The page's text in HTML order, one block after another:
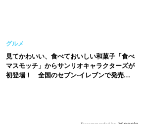
グルメ
見てかわいい、食べておいしい和菓子「食べ
マスモッチ」からサンリオキャラクターズが
初登場！ 全国のセブン-イレブンで発売開